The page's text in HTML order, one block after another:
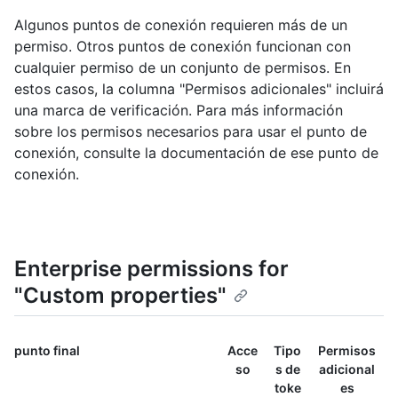
Algunos puntos de conexión requieren más de un
permiso. Otros puntos de conexión funcionan con
cualquier permiso de un conjunto de permisos. En
estos casos, la columna "Permisos adicionales" incluirá
una marca de verificación. Para más información
sobre los permisos necesarios para usar el punto de
conexión, consulte la documentación de ese punto de
conexión.
Enterprise permissions for
"Custom properties"
punto final
Acce
so
Tipo
s de
toke
Permisos
adicional
es